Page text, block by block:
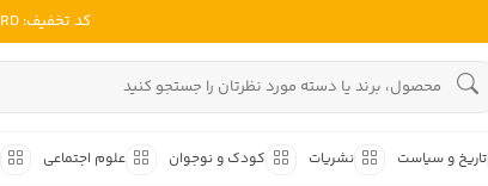
کد تخفیف: MRD
تاریخ و سیاست نشریات کودک و نوجوان علوم اجتماعی
ادبیات ملل